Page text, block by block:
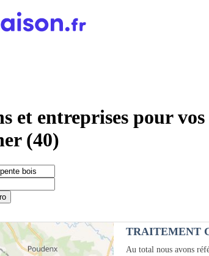
et entreprises pour
(40)
TRAITEMENT
Au total nous avons